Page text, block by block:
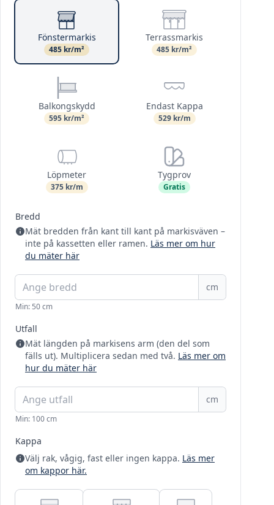
Fönstermarkis
485 kr/m²
Terrassmarkis
485 kr/m²
Balkongskydd
595 kr/m²
Endast Kappa
529 kr/m
Löpmeter
375 kr/m
Tygprov
Gratis
Bredd
Mät bredden från kant till kant på markisväven –
inte på kassetten eller ramen. Läs mer om hur
du mäter här
cm
Min: 50 cm
Utfall
Mät längden på markisens arm (den del som
fälls ut). Multiplicera sedan med två. Läs mer om
hur du mäter här
cm
Min: 100 cm
Kappa
Välj rak, vågig, fast eller ingen kappa. Läs mer
om kappor här.